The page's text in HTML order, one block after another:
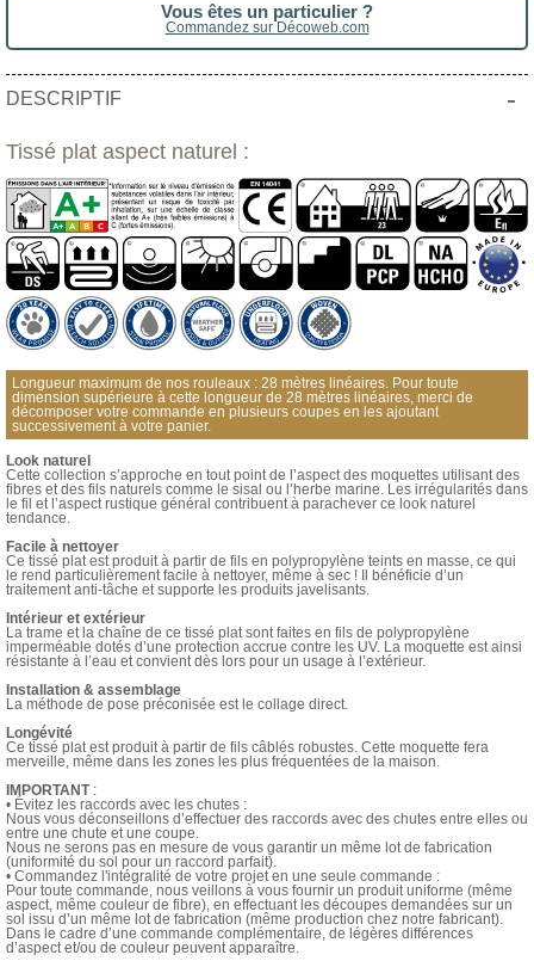
Vous êtes un particulier ?
Commandez sur Décoweb.com
DESCRIPTIF -
Tissé plat aspect naturel :
Longueur maximum de nos rouleaux : 28 mètres linéaires. Pour toute
dimension supérieure à cette longueur de 28 mètres linéaires, merci de
décomposer votre commande en plusieurs coupes en les ajoutant
successivement à votre panier.
Look naturel
Cette collection s’approche en tout point de l’aspect des moquettes utilisant des
fibres et des fils naturels comme le sisal ou l’herbe marine. Les irrégularités dans
le fil et l’aspect rustique général contribuent à parachever ce look naturel
tendance.
Facile à nettoyer
Ce tissé plat est produit à partir de fils en polypropylène teints en masse, ce qui
le rend particulièrement facile à nettoyer, même à sec ! Il bénéficie d’un
traitement anti-tâche et supporte les produits javelisants.
Intérieur et extérieur
La trame et la chaîne de ce tissé plat sont faites en fils de polypropylène
imperméable dotés d’une protection accrue contre les UV. La moquette est ainsi
résistante à l’eau et convient dès lors pour un usage à l’extérieur.
Installation & assemblage
La méthode de pose préconisée est le collage direct.
Longévité
Ce tissé plat est produit à partir de fils câblés robustes. Cette moquette fera
merveille, même dans les zones les plus fréquentées de la maison.
IMPORTANT:
• Évitez les raccords avec les chutes :
Nous vous déconseillons d’effectuer des raccords avec des chutes entre elles ou
entre une chute et une coupe.
Nous ne serons pas en mesure de vous garantir un même lot de fabrication
(uniformité du sol pour un raccord parfait).
• Commandez l'intégralité de votre projet en une seule commande :
Pour toute commande, nous veillons à vous fournir un produit uniforme (même
aspect, même couleur de fibre), en effectuant les découpes demandées sur un
sol issu d’un même lot de fabrication (même production chez notre fabricant).
Dans le cadre d’une commande complémentaire, de légères différences
d’aspect et/ou de couleur peuvent apparaître.